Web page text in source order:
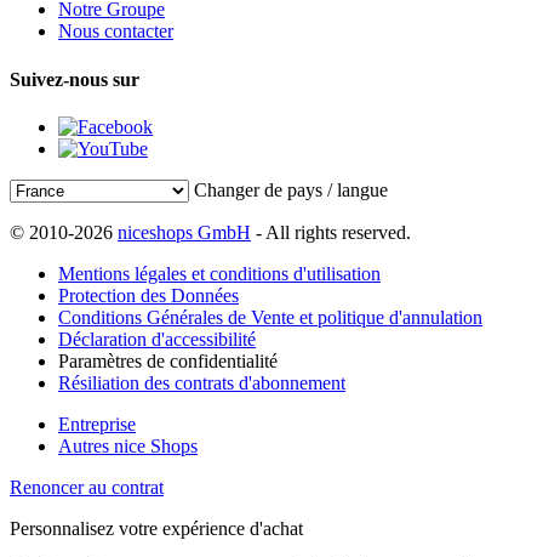
Notre Groupe
Nous contacter
Suivez-nous sur
Changer de pays / langue
© 2010-2026 niceshops GmbH - All rights reserved.
Mentions légales et conditions d'utilisation
Protection des Données
Conditions Générales de Vente et politique d'annulation
Déclaration d'accessibilité
Paramètres de confidentialité
Résiliation des contrats d'abonnement
Entreprise
Autres nice Shops
Renoncer au contrat
Personnalisez votre expérience d'achat